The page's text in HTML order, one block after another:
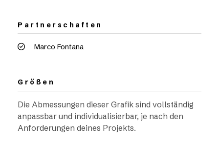
Partnerschaften
Marco Fontana
Größen
Die Abmessungen dieser Grafik sind vollständig
anpassbar und individualisierbar, je nach den
Anforderungen deines Projekts.